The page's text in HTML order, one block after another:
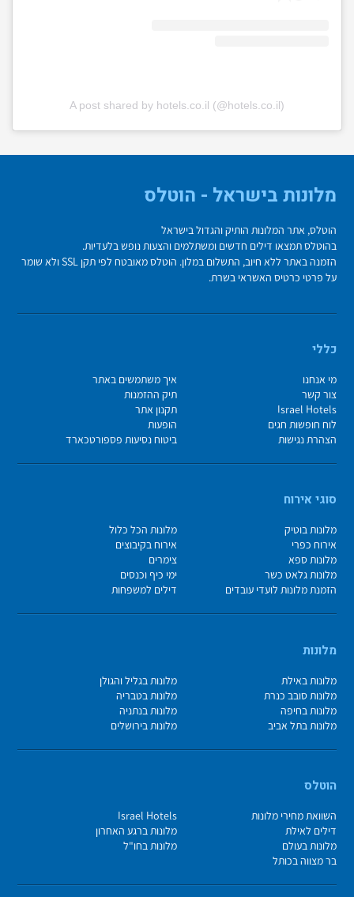
A post shared by hotels.co.il (@hotels.co.il)
מלונות בישראל - הוטלס
הוטלס, אתר המלונות הותיק והגדול בישראל
בהוטלס תמצאו דילים חדשים ומשתלמים והצעות נופש בלעדיות.
הזמנה באתר ללא חיוב, התשלום במלון. הוטלס מאובטח לפי תקן SSL ולא שומר
על פרטי כרטיס האשראי בשרת.
כללי
מי אנחנו
איך משתמשים באתר
צור קשר
תיק ההזמנות
Israel Hotels
תקנון אתר
לוח חופשות חגים
הופעות
הצהרת נגישות
ביטוח נסיעות פספורטכארד
סוגי אירוח
מלונות בוטיק
מלונות הכל כלול
אירוח כפרי
אירוח בקיבוצים
מלונות ספא
צימרים
מלונות גלאט כשר
ימי כיף וכנסים
הזמנת מלונות לועדי עובדים
דילים למשפחות
מלונות
מלונות באילת
מלונות בגליל והגולן
מלונות סובב כנרת
מלונות בטבריה
מלונות בחיפה
מלונות בנתניה
מלונות בתל אביב
מלונות בירושלים
הוטלס
השוואת מחירי מלונות
Israel Hotels
דילים לאילת
מלונות ברגע האחרון
מלונות בעולם
מלונות בחו"ל
בר מצווה בכותל